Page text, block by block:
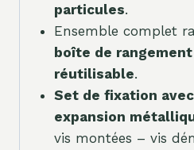
particules.
Ensemble complet
boîte de
réutilisable.
Set de fixation
expansion
vis montées – vis